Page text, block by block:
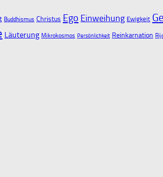
Buddhismus Christus Ego Einweihung Ewigkeit
Läuterung Mikrokosmos Persönlichkeit Reinkarnation